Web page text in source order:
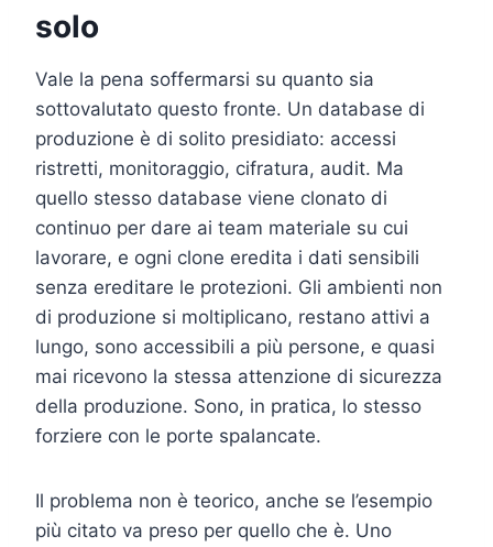
solo
Vale la pena soffermarsi su quanto sia
sottovalutato questo fronte. Un database di
produzione è di solito presidiato: accessi
ristretti, monitoraggio, cifratura, audit. Ma
quello stesso database viene clonato di
continuo per dare ai team materiale su cui
lavorare, e ogni clone eredita i dati sensibili
senza ereditare le protezioni. Gli ambienti non
di produzione si moltiplicano, restano attivi a
lungo, sono accessibili a più persone, e quasi
mai ricevono la stessa attenzione di sicurezza
della produzione. Sono, in pratica, lo stesso
forziere con le porte spalancate.
Il problema non è teorico, anche se l’esempio
più citato va preso per quello che è. Uno